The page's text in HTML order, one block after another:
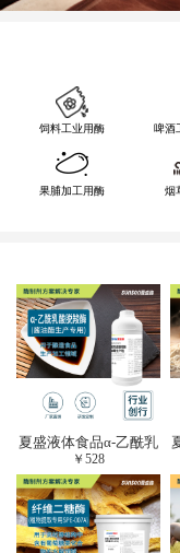
饲料工业用酶 啤酒
果脯加工用酶 烟
夏盛液体食品α-乙酰乳
酸脱羧酶(酱油醋生产
专用)FDY-3206
￥528